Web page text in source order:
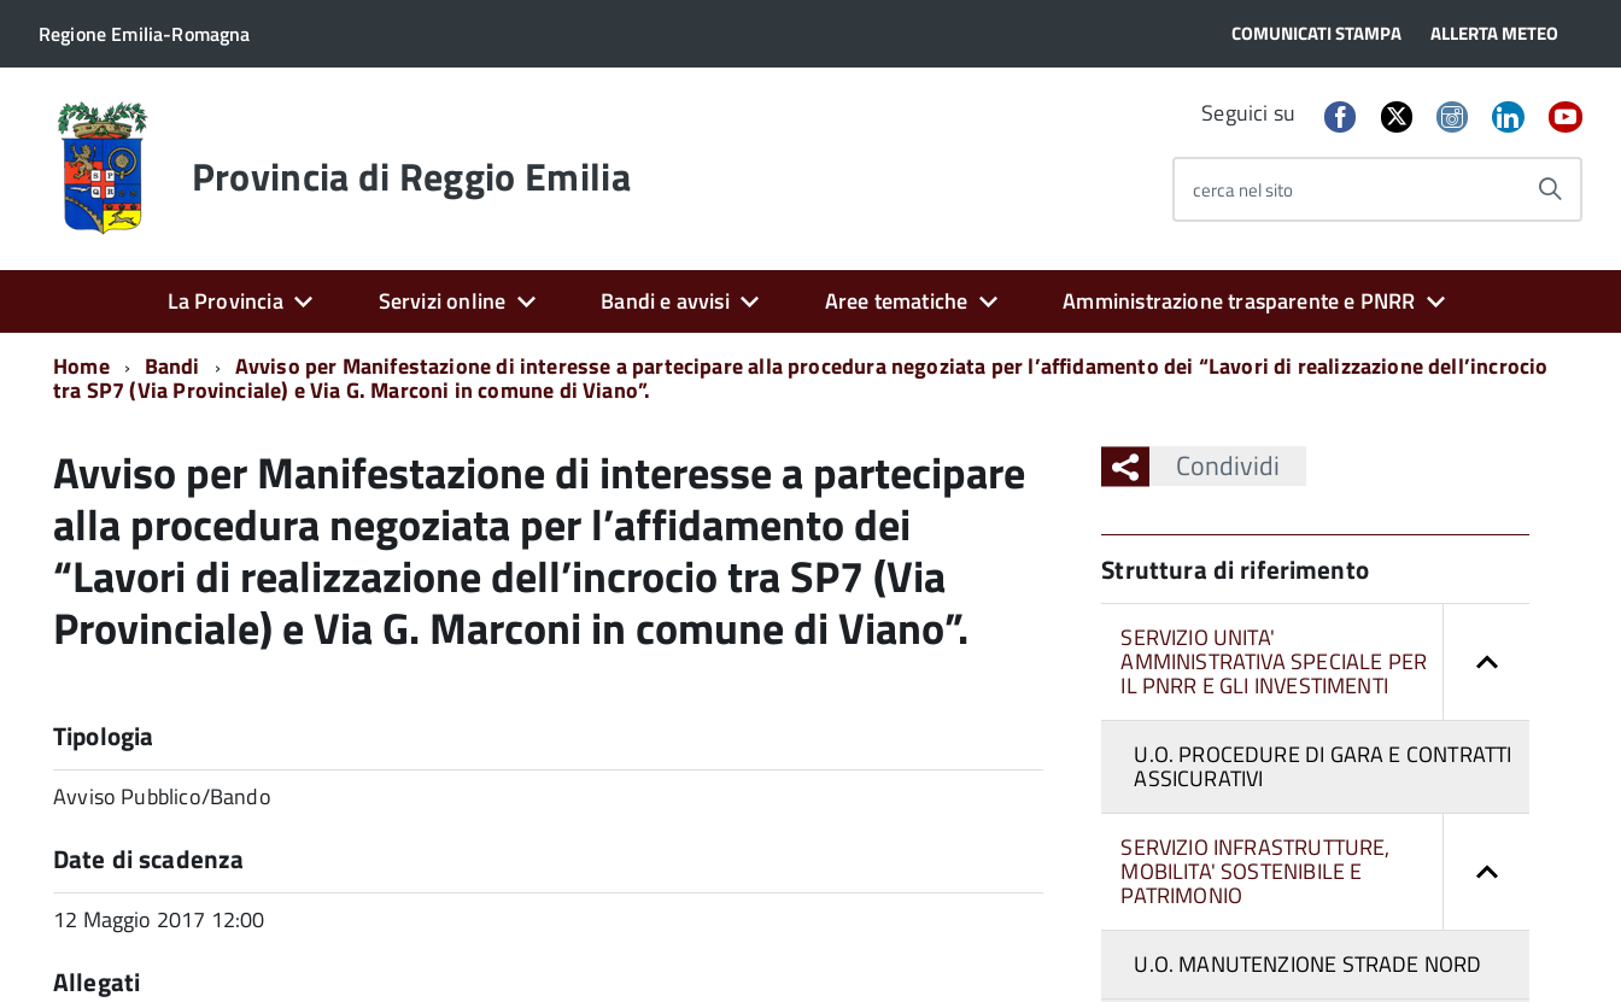
Regione Emilia-Romagna COMUNICATI STAMPA ALLERTA METEO
Torna
alla
home
page Provincia di Reggio Emilia
Seguici su
cerca nel sito
La Provincia Servizi online Bandi e avvisi Aree tematiche
Amministrazione trasparente e PNRR
Home
Bandi Avviso per Manifestazione di interesse a partecipare alla procedura negoziata per l’affidamento dei “Lavori di realizzazione dell’incrocio
tra SP7 (Via Provinciale) e Via G. Marconi in comune di Viano”.
Avviso per Manifestazione di interesse a partecipare
alla procedura negoziata per l’affidamento dei
“Lavori di realizzazione dell’incrocio tra SP7 (Via
Provinciale) e Via G. Marconi in comune di Viano”.
Tipologia
Avviso Pubblico/Bando
Date di scadenza
12 Maggio 2017 12:00
Allegati
Condividi
Struttura di riferimento
SERVIZIO UNITA'
AMMINISTRATIVA SPECIALE PER
IL PNRR E GLI INVESTIMENTI
U.O. PROCEDURE DI GARA E CONTRATTI
ASSICURATIVI
SERVIZIO INFRASTRUTTURE,
MOBILITA' SOSTENIBILE E
PATRIMONIO
U.O. MANUTENZIONE STRADE NORD